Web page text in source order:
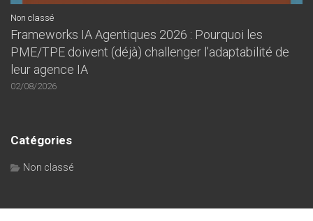
Non classé
Frameworks IA Agentiques 2026 : Pourquoi les
PME/TPE doivent (déjà) challenger l’adaptabilité de
leur agence IA
02/08/2026
Catégories
Non classé